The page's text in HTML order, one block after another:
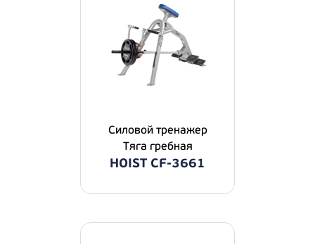
Силовой тренажер
Тяга гребная
HOIST CF-3661